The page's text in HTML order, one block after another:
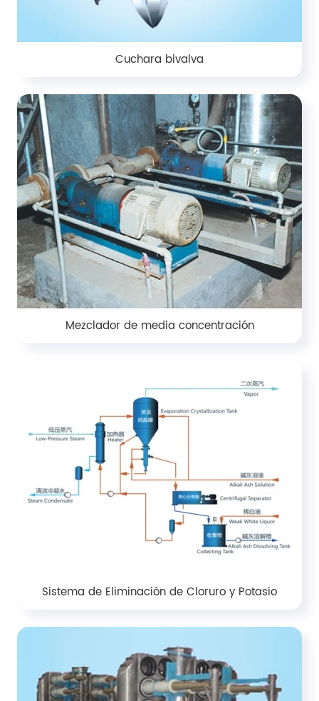
Cuchara bivalva
Mezclador de media concentración
Sistema de Eliminación de Cloruro y Potasio